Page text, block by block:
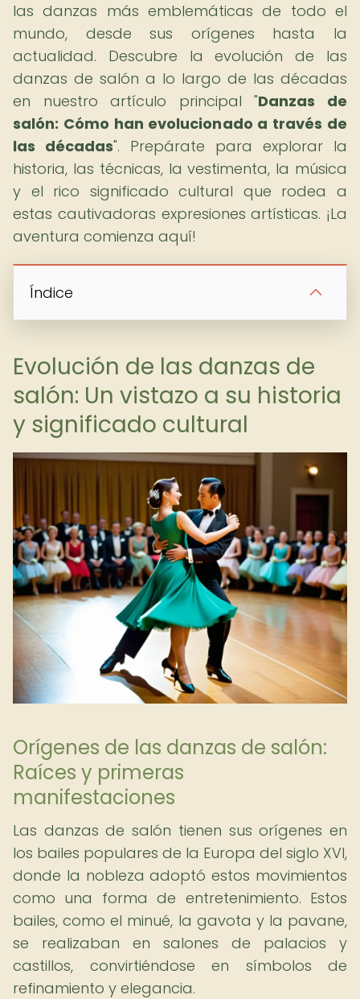
las danzas más emblemáticas de todo el
mundo, desde sus orígenes hasta la
actualidad. Descubre la evolución de las
danzas de salón a lo largo de las décadas
en nuestro artículo principal "Danzas de
salón: Cómo han evolucionado a través de
las décadas". Prepárate para explorar la
historia, las técnicas, la vestimenta, la música
y el rico significado cultural que rodea a
estas cautivadoras expresiones artísticas. ¡La
aventura comienza aquí!
Índice
Evolución de las danzas de
salón: Un vistazo a su historia
y significado cultural
Orígenes de las danzas de salón:
Raíces y primeras
manifestaciones
Las danzas de salón tienen sus orígenes en
los bailes populares de la Europa del siglo XVI,
donde la nobleza adoptó estos movimientos
como una forma de entretenimiento. Estos
bailes, como el minué, la gavota y la pavane,
se realizaban en salones de palacios y
castillos, convirtiéndose en símbolos de
refinamiento y elegancia.